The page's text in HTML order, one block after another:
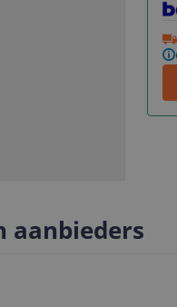
aanbieders